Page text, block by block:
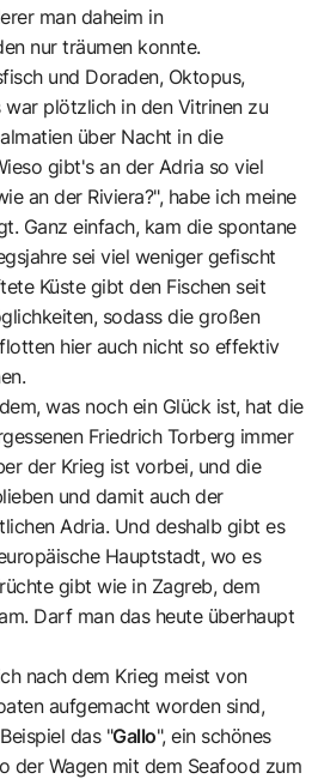
man daheim in
nur träumen konnte.
und Doraden, Oktopus,
war plötzlich in den Vitrinen zu
über Nacht in die
gibt's an der Adria so viel
an der Riviera?", habe ich meine
Ganz einfach, kam die spontane
sei viel weniger gefischt
Küste gibt den Fischen seit
sodass die großen
hier auch nicht so effektiv
was noch ein Glück ist, hat die
Friedrich Torberg immer
der Krieg ist vorbei, und die
und damit auch der
Adria. Und deshalb gibt es
Hauptstadt, wo es
gibt wie in Zagreb, dem
Darf man das heute überhaupt
nach dem Krieg meist von
aufgemacht worden sind,
das "Gallo", ein schönes
der Wagen mit dem Seafood zum